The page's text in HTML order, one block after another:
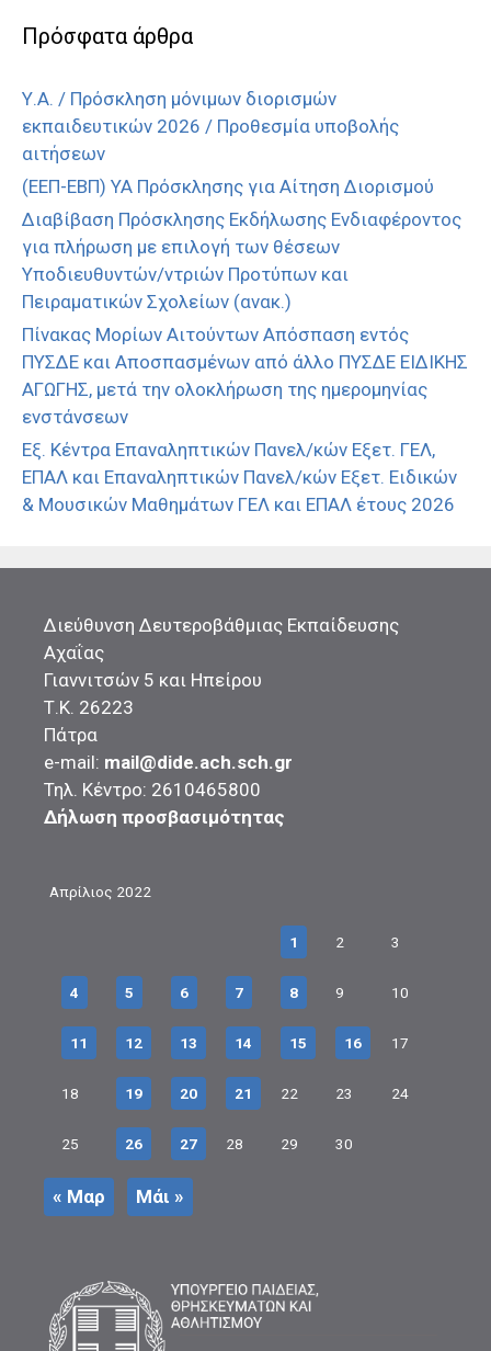
Πρόσφατα άρθρα
Υ.Α. / Πρόσκληση μόνιμων διορισμών
εκπαιδευτικών 2026 / Προθεσμία υποβολής
αιτήσεων
(ΕΕΠ-ΕΒΠ) ΥΑ Πρόσκλησης για Αίτηση Διορισμού
Διαβίβαση Πρόσκλησης Εκδήλωσης Ενδιαφέροντος
για πλήρωση με επιλογή των θέσεων
Υποδιευθυντών/ντριών Προτύπων και
Πειραματικών Σχολείων (ανακ.)
Πίνακας Μορίων Αιτούντων Απόσπαση εντός
ΠΥΣΔΕ και Αποσπασμένων από άλλο ΠΥΣΔΕ ΕΙΔΙΚΗΣ
ΑΓΩΓΗΣ, μετά την ολοκλήρωση της ημερομηνίας
ενστάνσεων
Εξ. Κέντρα Επαναληπτικών Πανελ/κών Εξετ. ΓΕΛ,
ΕΠΑΛ και Επαναληπτικών Πανελ/κών Εξετ. Ειδικών
& Μουσικών Μαθημάτων ΓΕΛ και ΕΠΑΛ έτους 2026
Διεύθυνση Δευτεροβάθμιας Εκπαίδευσης
Αχαΐας
Γιαννιτσών 5 και Ηπείρου
Τ.Κ. 26223
Πάτρα
e-mail: mail@dide.ach.sch.gr
Τηλ. Κέντρο: 2610465800
Δήλωση προσβασιμότητας
Απρίλιος 2022
1 2 3
4 5 6 7 8 9 10
11 12 13 14 15 16 17
18 19 20 21 22 23 24
25 26 27 28 29 30
« Μαρ Μάι »